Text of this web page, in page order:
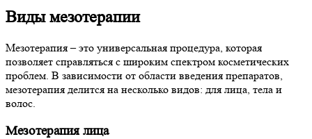
Виды мезотерапии
Мезотерапия – это универсальная процедура, которая
позволяет справляться с широким спектром косметических
проблем. В зависимости от области введения препаратов,
мезотерапия делится на несколько видов: для лица, тела и
волос.
Мезотерапия лица